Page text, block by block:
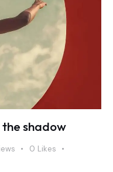
shadow
0 Likes